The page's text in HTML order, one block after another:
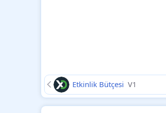
Etkinlik Bütçesi V1